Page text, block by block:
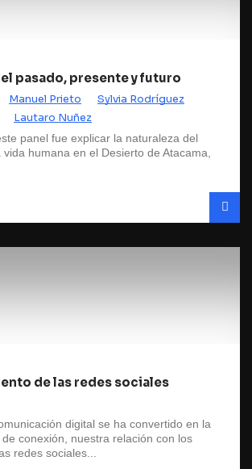
pasado, presente y futuro
Manuel Prieto
Sylvia Rodríguez
Lautaro Nuñez
panel fue explicar la naturaleza del
humana en el Desierto de Atacama,
de las redes sociales
digital se ha convertido en la
conexión, nuestra relación con los
redes sociales...